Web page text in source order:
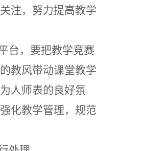
注，努力提高教学
台，要把教学竞赛
教风带动课堂教学
人师表的良好氛
化教学管理，规范